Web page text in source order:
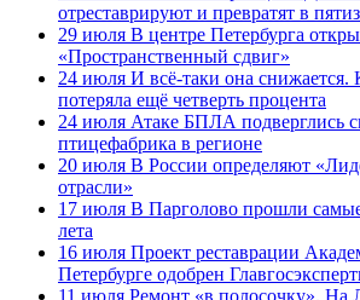
отреставрируют и превратят в
29 июля В центре Петербурга
«Пространственный сдвиг»
24 июля И всё-таки она снижается.
потеряла ещё четверть процента
24 июля Атаке БПЛА подверглись
птицефабрика в регионе
20 июля В России определяют
отрасли»
17 июля В Парголово прошли
лета
16 июля Проект реставрации
Петербурге одобрен
11 июля Ремонт «в полосочку». На